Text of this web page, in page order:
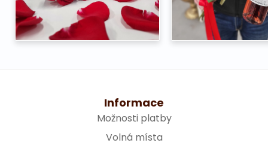
Informace
Možnosti platby
Volná místa